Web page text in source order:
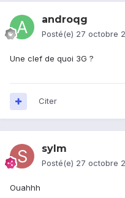
androqg
Posté(e) 27 octobre
Une clef de quoi 3G ?
Citer
sylm
Posté(e) 27 octobre
Ouahhh